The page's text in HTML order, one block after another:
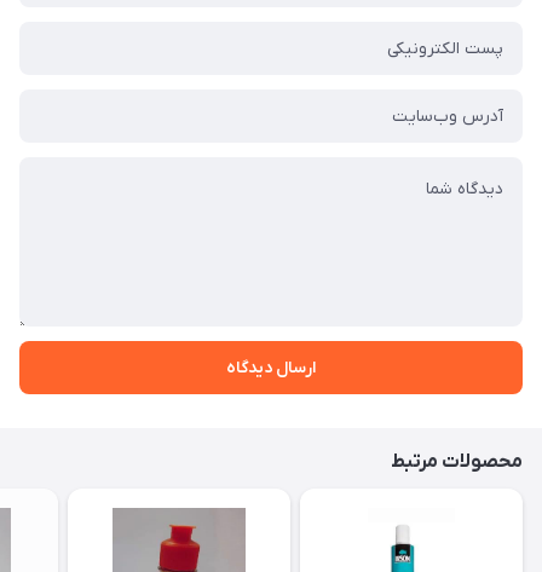
ارسال دیدگاه
محصولات مرتبط